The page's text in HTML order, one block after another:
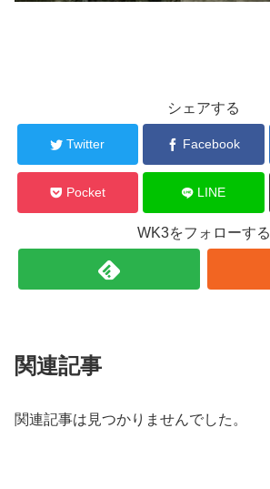
シェアする
Twitter Facebook
Pocket LINE
WK3をフォローする
関連記事
関連記事は見つかりませんでした。